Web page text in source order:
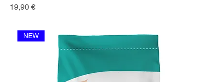
Prix
19,90 €
NEW